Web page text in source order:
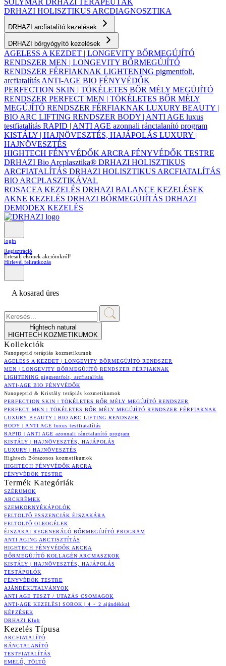
SOLYMÁR
DRHAZI TERAPEUTÁK
DRHAZI HOLISZTIKUS ARCDIAGNOSZTIKA
DRHAZI arcfiatalító kezelések
DRHAZI bőrgyógyító kezelések
AGELESS A KEZDET | LONGEVITY BŐRMEGÚJÍTÓ
RENDSZER MEN | LONGEVITY BŐRMEGÚJÍTÓ
RENDSZER FÉRFIAKNAK LIGHTENING pigmentfolt,
arcfiatalítás ANTI-AGE BIO FÉNYVÉDŐK
PERFECTION SKIN | TÖKÉLETES BŐR MÉLY MEGÚJÍTÓ
RENDSZER PERFECT MEN | TÖKÉLETES BŐR MÉLY
MEGÚJÍTÓ RENDSZER FÉRFIAKNAK LUXURY BEAUTY |
BIO ARC LIFTING RENDSZER BODY | ANTI AGE luxus
testfiatalítás RAPID | ANTI AGE azonnali ránctalanító program
KISTÁLY | HAJNÖVESZTÉS, HAJÁPOLÁS LUXURY |
HAJNÖVESZTÉS
HIGHTECH FÉNYVÉDŐK ARCRA FÉNYVÉDŐK TESTRE
DRHAZI Bio Arcplasztika® DRHAZI HOLISZTIKUS
ARCFIATALÍTÁS DRHAZI HOLISZTIKUS ARCFIATALÍTÁS
BIO ARCPLASZTIKÁVAL
ROSACEA KEZELÉS DRHAZI BALANCE KEZELÉSEK
AKNE KEZELÉS DRHAZI BŐRMEGÚJÍTÁS DRHAZI
DEMODEX KEZELÉS
login
Regisztráció
Értesülj elsőnek akcióinkról!
Hírlevél feliratkozás
A kosarad üres
Hightech natural
HIGHTECH KOZMETIKUMOK
Kollekciók
Nanopeptid terápiás kozmetikumok
AGELESS A KEZDET | LONGEVITY BŐRMEGÚJÍTÓ RENDSZER
MEN | LONGEVITY BŐRMEGÚJÍTÓ RENDSZER FÉRFIAKNAK
LIGHTENING pigmentfolt, arcfiatalítás
ANTI-AGE BIO FÉNYVÉDŐK
Nanopeptid & Kristály terápiás kozmetikumok
PERFECTION SKIN | TÖKÉLETES BŐR MÉLY MEGÚJÍTÓ RENDSZER
PERFECT MEN | TÖKÉLETES BŐR MÉLY MEGÚJÍTÓ RENDSZER FÉRFIAKNAK
LUXURY BEAUTY | BIO ARC LIFTING RENDSZER
BODY | ANTI AGE luxus testfiatalítás
RAPID | ANTI AGE azonnali ránctalanító program
KISTÁLY | HAJNÖVESZTÉS, HAJÁPOLÁS
LUXURY | HAJNÖVESZTÉS
Hightech Bőrazonos kozmetikumok
HIGHTECH FÉNYVÉDŐK ARCRA
FÉNYVÉDŐK TESTRE
Termék Kategóriák
SZÉRUMOK
ARCKRÉMEK
SZEMKÖRNYÉKÁPOLÓK
FELTÖLTŐ ESSZENCIÁK ÉJSZAKÁRA
FELTÖLTŐ OLEOGÉLEK
ÉJSZAKAI REGENERÁLÓ BŐRMEGÚJÍTÓ PROGRAM
ANTI AGING ARCTISZTÍTÁS
HIGHTECH FÉNYVÉDŐK ARCRA
BŐRMEGÚJÍTÓ KOLLAGÉN ARCMASZKOK
KISTÁLY | HAJNÖVESZTÉS, HAJÁPOLÁS
TESTÁPOLÓK
FÉNYVÉDŐK TESTRE
AJÁNDÉKUTALVÁNYOK
ANTI AGE TESZT / UTAZÁS CSOMAGOK
ANTI-AGE KEZELÉSI SOROK | 4 + 2 ajándékkal
KÉPZÉSEK
DRHAZI Klub
Kezelés Típusa
ARCFIATALÍTÓ
RÁNCTALANÍTÓ
TESTFIATALÍTÁS
EMELŐ, TÖLTŐ